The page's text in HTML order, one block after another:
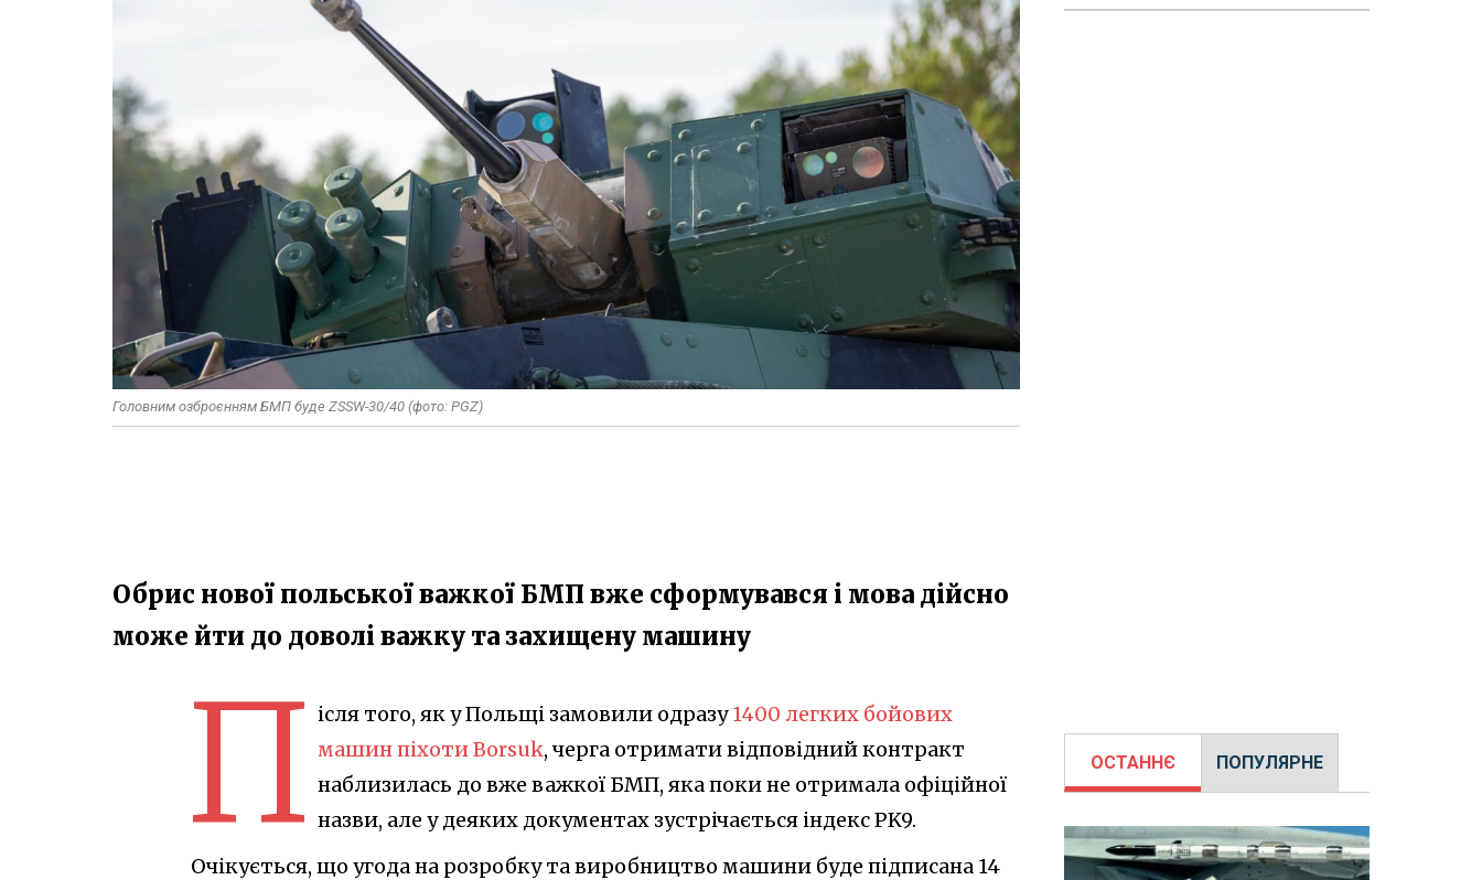
Головним озброєнням БМП буде ZSSW-30​/40 (фото: PGZ)
Обрис нової польської важкої БМП вже сформувався і мова дійсно
може йти до доволі важку та захищену машину
П ісля того, як у Польщі замовили одразу1400 легких бойових
машин піхоти Borsuk, черга отримати відповідний контракт
наблизилась до вже важкої БМП, яка поки не отримала офіційної
назви, але у деяких документах зустрічається індекс PK9.
Очікується, що угода на розробку та виробництво машини буде підписана 14
ОСТАННЄ ПОПУЛЯРНЕ